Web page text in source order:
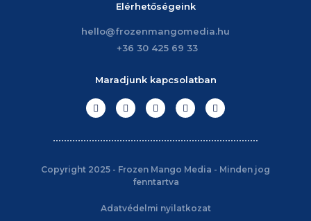
Elérhetőségeink
hello@frozenmangomedia.hu
+36 30 425 69 33
Maradjunk kapcsolatban
Copyright 2025 - Frozen Mango Media - Minden jog
fenntartva
Adatvédelmi nyilatkozat